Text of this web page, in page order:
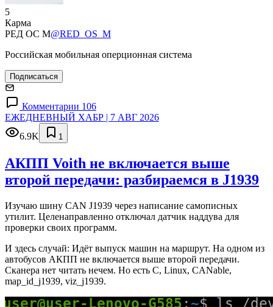
5
Карма
РЕД ОС М@RED_OS_M
Российская мобильная оперционная система
Подписаться
Комментарии 106
ЕЖЕДНЕВНЫЙ ХАБР | 7 АВГ 2026
6.9K
1
АКПП Voith не включается выше
второй передачи: разбираемся в J1939
Изучаю шину CAN J1939 через написание самописных
утилит. Целенаправленно отключал датчик наддува для
проверки своих программ.
И здесь случай: Идёт выпуск машин на маршрут. На одном из
автобусов АКПП не включается выше второй передачи.
Сканера нет читать нечем. Но есть C, Linux, CANable,
map_id_j1939, viz_j1939.